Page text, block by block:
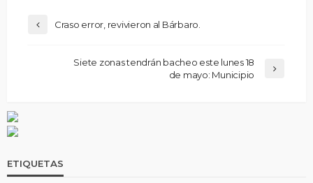
Craso error, revivieron al Bárbaro.
Siete zonas tendrán bacheo este lunes 18
de mayo: Municipio
ETIQUETAS